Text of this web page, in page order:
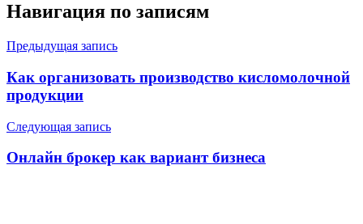
Навигация по записям
Предыдущая запись
Как организовать производство кисломолочной
продукции
Следующая запись
Онлайн брокер как вариант бизнеса